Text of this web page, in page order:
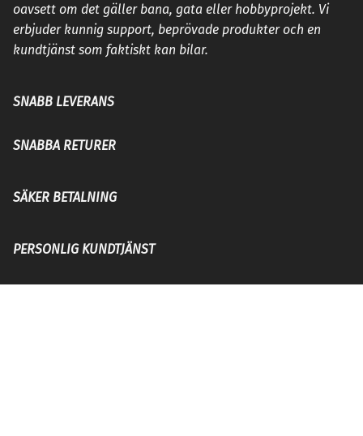
oavsett om det gäller bana, gata eller hobbyprojekt. Vi
erbjuder kunnig support, beprövade produkter och en
kundtjänst som faktiskt kan bilar.
SNABB LEVERANS
SNABBA RETURER
SÄKER BETALNING
PERSONLIG KUNDTJÄNST